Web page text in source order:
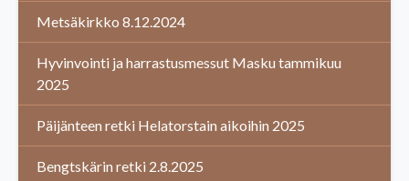
Metsäkirkko 8.12.2024
Hyvinvointi ja harrastusmessut Masku tammikuu
2025
Päijänteen retki Helatorstain aikoihin 2025
Bengtskärin retki 2.8.2025